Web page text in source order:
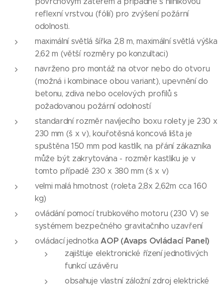
reflexní vrstvou (fólií) pro zvýšení požární
odolnosti.
maximální světlá šířka 2,8 m, maximální světlá výška
2,62 m (větší rozměry po konzultaci)
navrženo pro montáž na otvor nebo do otvoru
(možná i kombinace obou variant), upevnění do
betonu, zdiva nebo ocelových profilů s
požadovanou požární odolností
standardní rozměr navíjecího boxu rolety je 230 x
230 mm (š x v), kouřotěsná koncová lišta je
spuštěna 150 mm pod kastlík, na přání zákazníka
může být zakrytována - rozměr kastlíku je v
tomto případě 230 x 380 mm (š x v)
velmi malá hmotnost (roleta 2,8x 2,62m cca 160
kg)
ovládání pomocí trubkového motoru (230 V) se
systémem bezpečného gravitačního uzavření
ovládací jednotkaAOP (Avaps Ovládací Panel)
zajišťuje elektronické řízení jednotlivých
funkcí uzávěru
obsahuje vlastní záložní zdroj elektrické